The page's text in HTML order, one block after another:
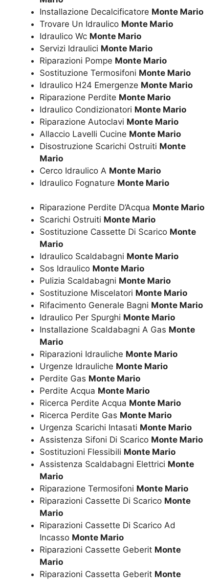
Installazione Decalcificatore Monte Mario
Trovare Un Idraulico Monte Mario
Idraulico Wc Monte Mario
Servizi Idraulici Monte Mario
Riparazioni Pompe Monte Mario
Sostituzione Termosifoni Monte Mario
Idraulico H24 Emergenze Monte Mario
Riparazione Perdite Monte Mario
Idraulico Condizionatori Monte Mario
Riparazione Autoclavi Monte Mario
Allaccio Lavelli Cucine Monte Mario
Disostruzione Scarichi Ostruiti Monte
Mario
Cerco Idraulico A Monte Mario
Idraulico Fognature Monte Mario
Riparazione Perdite D’Acqua Monte Mario
Scarichi Ostruiti Monte Mario
Sostituzione Cassette Di Scarico Monte
Mario
Idraulico Scaldabagni Monte Mario
Sos Idraulico Monte Mario
Pulizia Scaldabagni Monte Mario
Sostituzione Miscelatori Monte Mario
Rifacimento Generale Bagni Monte Mario
Idraulico Per Spurghi Monte Mario
Installazione Scaldabagni A Gas Monte
Mario
Riparazioni Idrauliche Monte Mario
Urgenze Idrauliche Monte Mario
Perdite Gas Monte Mario
Perdite Acqua Monte Mario
Ricerca Perdite Acqua Monte Mario
Ricerca Perdite Gas Monte Mario
Urgenza Scarichi Intasati Monte Mario
Assistenza Sifoni Di Scarico Monte Mario
Sostituzioni Flessibili Monte Mario
Assistenza Scaldabagni Elettrici Monte
Mario
Riparazione Termosifoni Monte Mario
Riparazioni Cassette Di Scarico Monte
Mario
Riparazioni Cassette Di Scarico Ad
Incasso Monte Mario
Riparazioni Cassette Geberit Monte
Mario
Riparazioni Cassetta Geberit Monte